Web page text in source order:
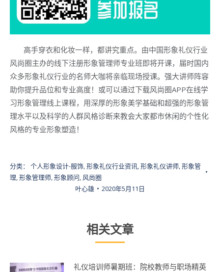
高手穿衣和化妆一样，都讲究重点。由中国形象礼仪行业
风尚圈主办的线下注册形象管理师专业班即将开课，届时国内
众多形象礼仪行业的名师大咖将亲临现场授课。强大讲师阵容
助你提升品位和专业高度！或可以通过下载风尚圈APP在线学
习形象管理线上课程，用深厚的形象美学基础和超强的形象管
理水平以及科学的人群风格诊断来教会大家都市休闲的个性化
风格的专业形象塑造！
分类： 个人形象设计-服饰,形象礼仪行业资讯,形象礼仪讲师,形象管
理,形象管理师,形象顾问, 风尚圈
叶心雄
2020年5月11日
相关文章
礼仪培训师暑期班：院校教师与职场精英